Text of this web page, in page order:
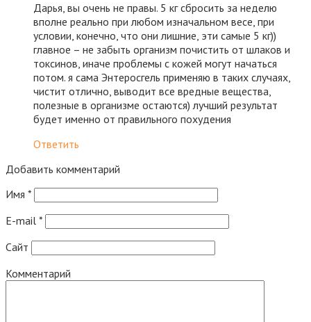
Дарья, вы очень не правы. 5 кг сбросить за неделю
вполне реально при любом изначальном весе, при
условии, конечно, что они лишние, эти самые 5 кг))
главное – не забыть организм почистить от шлаков и
токсинов, иначе проблемы с кожей могут начаться
потом. я сама Энтеросгель применяю в таких случаях,
чистит отлично, выводит все вредные вещества,
полезные в организме остаются) лучший результат
будет именно от правильного похудения
Ответить
Добавить комментарий
Имя *
E-mail *
Сайт
Комментарий